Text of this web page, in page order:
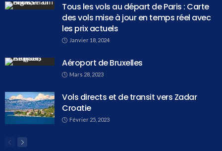
Tous les vols au départ de Paris : Carte
des vols mise à jour en temps réel avec
les prix actuels
Janvier 18, 2024
Aéroport de Bruxelles
Mars 28, 2023
Vols directs et de transit vers Zadar
Croatie
Février 25, 2023